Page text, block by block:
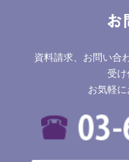
お
資料請求、お問い合
受け
お気軽に